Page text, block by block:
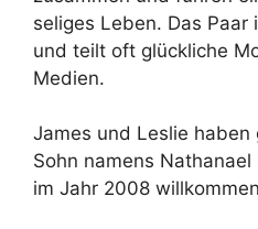
seliges Leben. Das
und teilt oft glückliche
Medien.
James und Leslie haben
Sohn namens
im Jahr 2008